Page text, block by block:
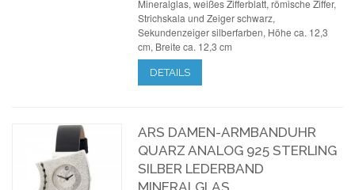
Mineralglas, weißes Zifferblatt, römische Ziffer,
Strichskala und Zeiger schwarz,
Sekundenzeiger silberfarben, Höhe ca. 12,3
cm, Breite ca. 12,3 cm
DETAILS
ARS DAMEN-ARMBANDUHR
QUARZ ANALOG 925 STERLING
SILBER LEDERBAND
MINERALGLAS